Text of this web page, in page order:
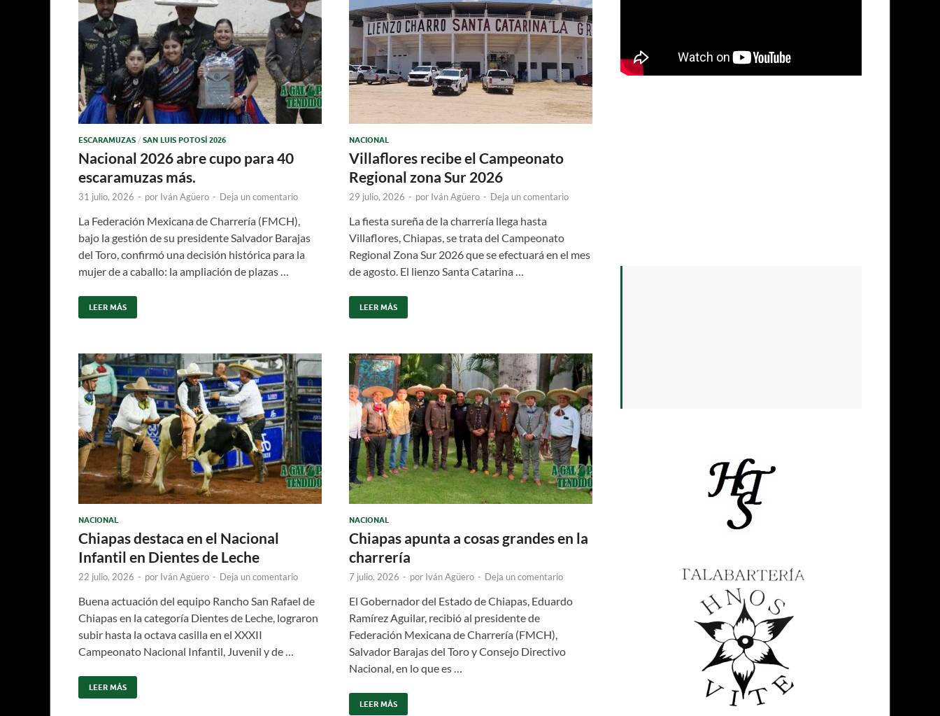
ESCARAMUZAS / SAN LUIS POTOSÍ 2026
Nacional 2026 abre cupo para 40
escaramuzas más.
31 julio, 2026 - por Iván Agüero - Deja un comentario
La Federación Mexicana de Charrería (FMCH),
bajo la gestión de su presidente Salvador Barajas
del Toro, confirmó una decisión histórica para la
mujer de a caballo: la ampliación de plazas …
LEER MÁS
NACIONAL
Villaflores recibe el Campeonato
Regional zona Sur 2026
29 julio, 2026 - por Iván Agüero - Deja un comentario
La fiesta sureña de la charrería llega hasta
Villaflores, Chiapas, se trata del Campeonato
Regional Zona Sur 2026 que se efectuará en el mes
de agosto. El lienzo Santa Catarina …
LEER MÁS
NACIONAL
Chiapas destaca en el Nacional
Infantil en Dientes de Leche
22 julio, 2026 - por Iván Agüero - Deja un comentario
Buena actuación del equipo Rancho San Rafael de
Chiapas en la categoría Dientes de Leche, lograron
subir hasta la octava casilla en el XXXII
Campeonato Nacional Infantil, Juvenil y de …
LEER MÁS
NACIONAL
Chiapas apunta a cosas grandes en la
charrería
7 julio, 2026 - por Iván Agüero - Deja un comentario
El Gobernador del Estado de Chiapas, Eduardo
Ramírez Aguilar, recibió al presidente de
Federación Mexicana de Charrería (FMCH),
Salvador Barajas del Toro y Consejo Directivo
Nacional, en lo que es …
LEER MÁS